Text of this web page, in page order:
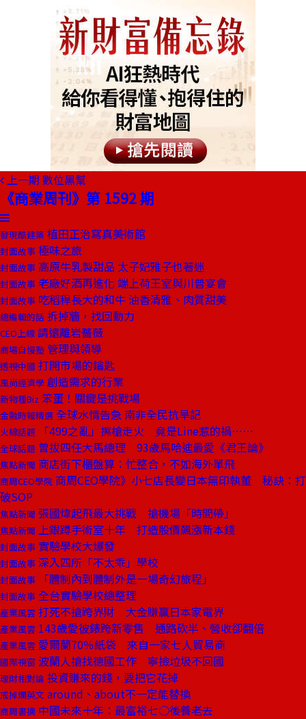
上一期 數位黑幫
《商業周刊》第 1592 期
發現酷建築 植田正治寫真美術館
封面故事 極味之旅
封面故事 高原牛乳製甜品 太子妃雅子也著迷
封面故事 老廠好酒再進化 端上荷王室與川普宴會
封面故事 吃稻稈長大的和牛 油香清雅、肉質甜美
總編輯的話 拆掉牆，找回動力
CEO上線 請遠離岩薔薇
商場自慢塾 管理與領導
透視中國 打開市場的鑰匙
風尚經濟學 創造需求的行業
新物種Biz 笨蛋！關鍵是挑戰場
金融時報精選 全球水情告急 南非全民抗旱記
火線話題 「499之亂」擦槍走火 竟是Line惹的禍……
全球話題 曾拔四任大馬總理 93歲馬哈迪最愛《君王論》
焦點新聞 商店街下櫃盤算：忙整合，不如海外單飛
商周CEO學院 商周CEO學院》小七店長變日本無印執董 秘訣：打
破SOP
焦點新聞 張國煒起飛最大挑戰 搶機場「時間帶」
焦點新聞 上銀蹲手術室十年 打造股價飆漲新本錢
封面故事 實驗學校大爆發
封面故事 深入四所「不太乖」學校
封面故事 「體制內到體制外是一場奇幻旅程」
封面故事 全台實驗學校總整理
產業風雲 打死不搶跨界財 大金賺贏日本家電界
產業風雲 143歲愛彼錶跨新零售 通路砍半、營收卻翻倍
產業風雲 愛爾蘭70％紙袋 來自一家七人貿易商
國際視窗 波蘭人搶找德國工作 寧撿垃圾不回國
理財相對論 投資賺來的錢，要把它花掉
戒掉爛英文 around、about不一定能替換
商周書摘 中國未來十年：最富裕七○後養老去